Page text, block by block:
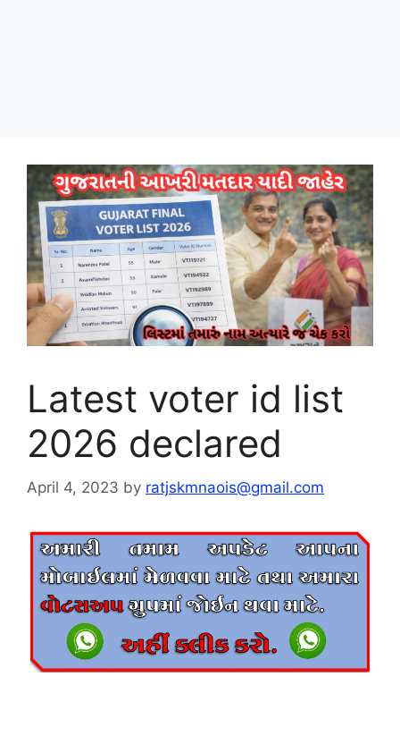
Latest voter id list
2026 declared
April 4, 2023 by ratjskmnaois@gmail.com